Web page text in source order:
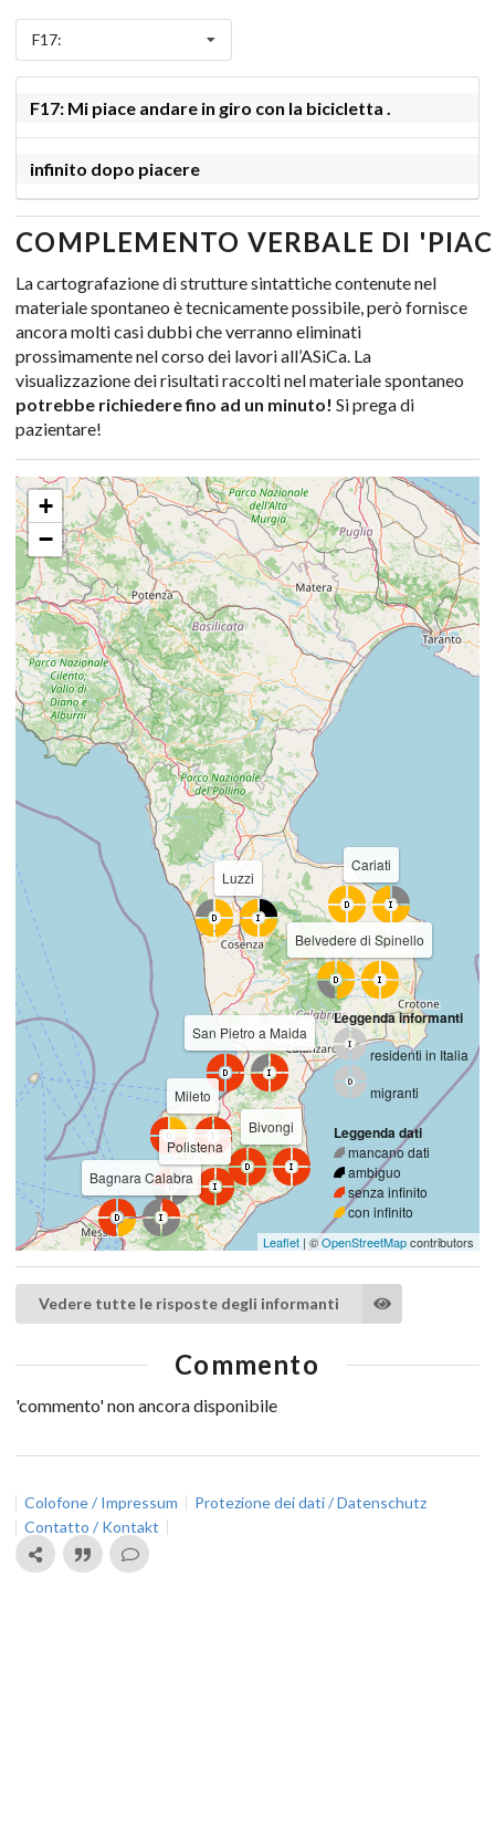
F17:
F17: Mi piace andare in giro con la bicicletta .
infinito dopo piacere
COMPLEMENTO VERBALE DI
La cartografazione di strutture sintattiche contenute nel
materiale spontaneo è tecnicamente possibile, però fornisce
ancora molti casi dubbi che verranno eliminati
prossimamente nel corso dei lavori all’ASiCa. La
visualizzazione dei risultati raccolti nel materiale spontaneo
potrebbe richiedere fino ad un minuto! Si prega di
pazientare!
Bagnara Calabra
Bivongi
Luzzi
Mileto
Polistena
San Pietro a Maida
Belvedere di Spinello
Cariati
+
−
Leggenda informanti
residenti in Italia
migranti
Leggenda dati
mancano dati
ambiguo
senza infinito
con infinito
Leaflet | ©OpenStreetMapcontributors
Vedere tutte le risposte degli informanti
Commento
'commento' non ancora disponibile
Colofone / Impressum
Protezione dei dati / Datenschutz
Contatto / Kontakt